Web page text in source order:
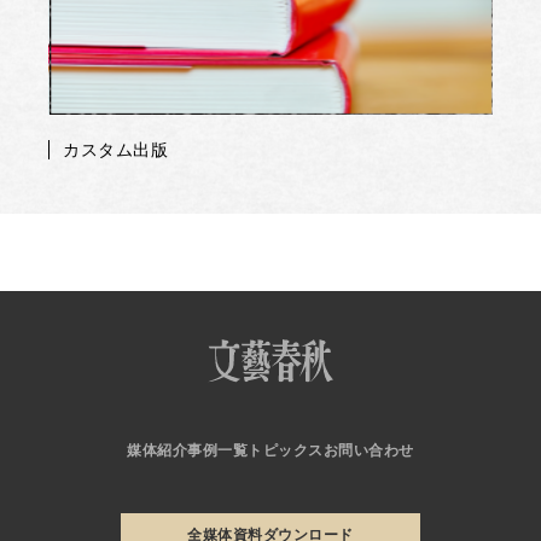
カスタム出版
媒体紹介事例一覧 トピックス お問い合わせ
全媒体資料ダウンロード